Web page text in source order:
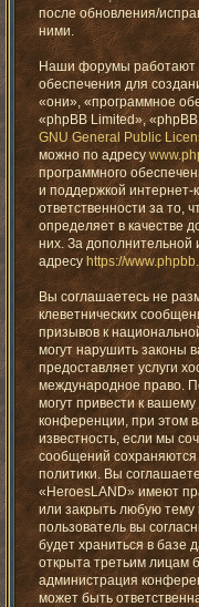
после обновления/
ними.
Наши форумы работают
обеспечения для
«они», «программное
«phpBB Limited»,
GNU General Public
можно по адресу
программного
и поддержкой
ответственности за то,
определяет в качестве
них. За
адресу https://
Вы соглашаетесь не
клеветнических
призывов к
могут нарушить законы
предоставляет услуги
международное право.
могут привести к
конференции, при этом
известность, если мы
сообщений
политики. Вы
«HeroesLAND» имеют
или закрыть любую
пользователь вы
будет храниться в базе
открыта третьим лицам
администрация
может быть